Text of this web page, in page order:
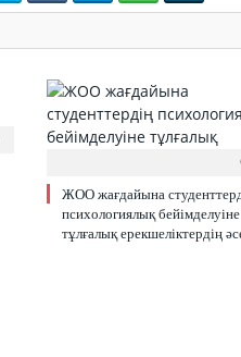
ЖОО жағдайына
психологиялық бейімделуіне
тұлғалық ерекшеліктердің